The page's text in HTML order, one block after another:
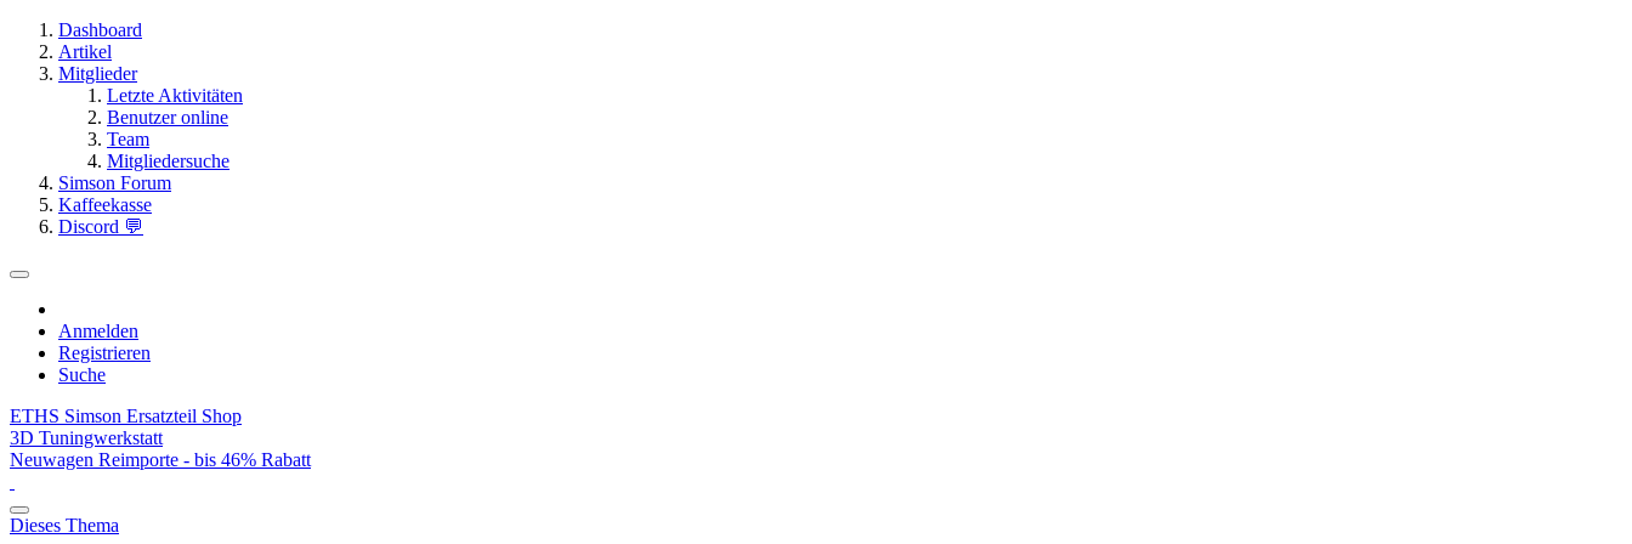
Dashboard
Artikel
Mitglieder
Letzte Aktivitäten
Benutzer online
Team
Mitgliedersuche
Simson Forum
Kaffeekasse
Discord 💬
Anmelden
Registrieren
Suche
ETHS Simson Ersatzteil Shop
3D Tuningwerkstatt
Neuwagen Reimporte - bis 46% Rabatt
Dieses Thema